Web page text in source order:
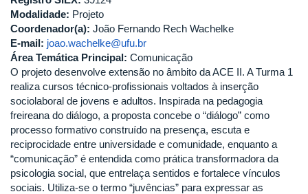
Modalidade: Projeto
Coordenador(a): João Fernando Rech Wachelke
E-mail: joao.wachelke@ufu.br
Área Temática Principal: Comunicação
O projeto desenvolve extensão no âmbito da ACE II. A Turma 1
realiza cursos técnico-profissionais voltados à inserção
sociolaboral de jovens e adultos. Inspirada na pedagogia
freireana do diálogo, a proposta concebe o “diálogo” como
processo formativo construído na presença, escuta e
reciprocidade entre universidade e comunidade, enquanto a
“comunicação” é entendida como prática transformadora da
psicologia social, que entrelaça sentidos e fortalece vínculos
sociais. Utiliza-se o termo “juvências” para expressar as